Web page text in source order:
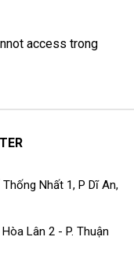
access trong
Nhất 1, P Dĩ An,
Lân 2 - P. Thuận